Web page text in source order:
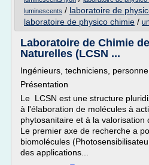
luminescents / laboratoire de
laboratoire de physico chimie /
Laboratoire de Chimie
Naturelles (LCSN ...
Ingénieurs, techniciens,
Présentation
Le LCSN est une structure
à l'élaboration de molécules à
phytosanitaire et à la valorisation
Le premier axe de recherche a
biomolécules
des applications...